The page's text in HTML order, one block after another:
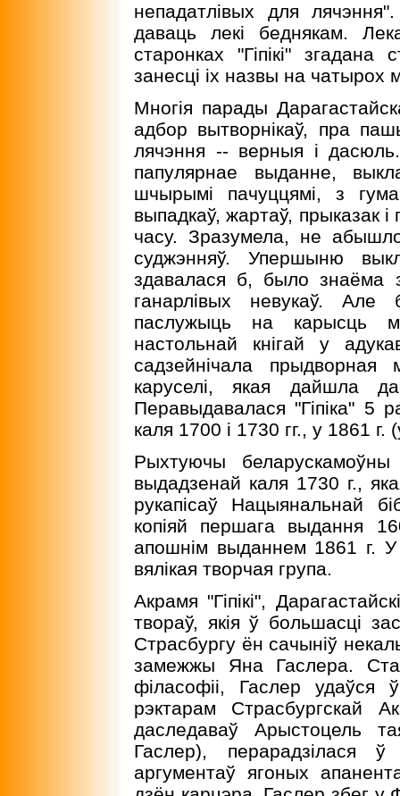
непадатлiвых для
даваць лекi беднякам.
старонках "Гiпiкi"
занесцi iх назвы на чатырох
Многiя парады
адбор вытворнiкаў, пра
лячэння -- верныя i
папулярнае выданне,
шчырымi пачуццямi, з
выпадкаў, жартаў, прыказак
часу. Зразумела, не
суджэнняў. Упершыню
здавалася б, было знаёма
ганарлiвых невукаў.
паслужыць на карысць
настольнай кнiгай у
садзейнiчала
каруселi, якая дайшла
Перавыдавалася "Гiпiка" 5
каля 1700 i 1730 гг., у 1861 г.
Рыхтуючы
выдадзенай каля 1730 г.,
рукапiсаў Нацыянальнай
копiяй першага выдання
апошнiм выданнем 1861 г. У
вялiкая творчая група.
Акрамя "Гіпікі",
твораў, якія ў большасці
Страсбургу ён сачыніў
замежжы Яна Гаслера.
філасофіі, Гаслер удаўся
рэктарам Страсбургскай
даследаваў Арыстоцель
Гаслер), перарадзілася
аргументаў ягоных